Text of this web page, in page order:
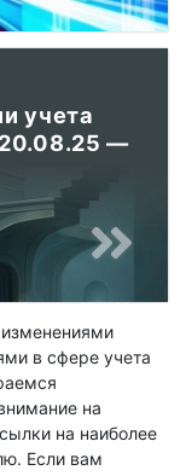
учета
—
в сфере учета
на
на наиболее
Если вам